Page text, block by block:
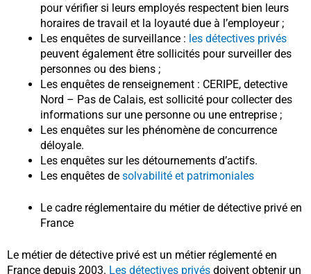
pour vérifier si leurs employés respectent bien leurs
horaires de travail et la loyauté due à l’employeur ;
Les enquêtes de surveillance : les détectives privés
peuvent également être sollicités pour surveiller des
personnes ou des biens ;
Les enquêtes de renseignement : CERIPE, detective
Nord – Pas de Calais, est sollicité pour collecter des
informations sur une personne ou une entreprise ;
Les enquêtes sur les phénomène de concurrence
déloyale.
Les enquêtes sur les détournements d’actifs.
Les enquêtes de solvabilité et patrimoniales
Le cadre réglementaire du métier de détective privé en
France
Le métier de détective privé est un métier réglementé en
France depuis 2003. Les détectives privés doivent obtenir un